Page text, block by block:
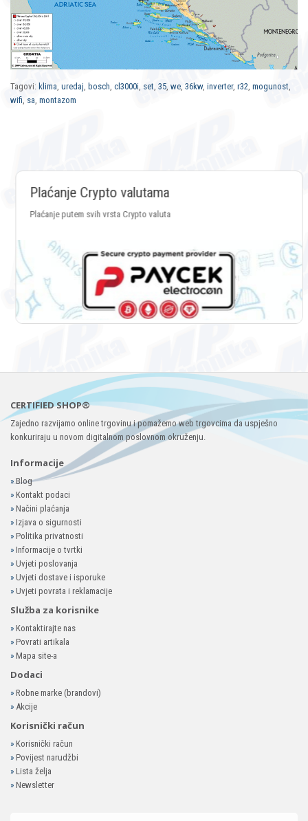
Tagovi: klima, uredaj, bosch, cl3000i, set, 35, we, 36kw, inverter, r32, mogunost,
wifi, sa, montazom
Plaćanje Crypto valutama
Plaćanje putem svih vrsta Crypto valuta
CERTIFIED SHOP®
Zajedno razvijamo online trgovinu i pomažemo web trgovcima da uspješno
konkuriraju u novom digitalnom poslovnom okruženju.
Informacije
»Blog
» Kontakt podaci
» Načini plaćanja
» Izjava o sigurnosti
» Politika privatnosti
» Informacije o tvrtki
» Uvjeti poslovanja
» Uvjeti dostave i isporuke
» Uvjeti povrata i reklamacije
Služba za korisnike
» Kontaktirajte nas
» Povrati artikala
» Mapa site-a
Dodaci
» Robne marke (brandovi)
» Akcije
Korisnički račun
» Korisnički račun
» Povijest narudžbi
» Lista želja
» Newsletter